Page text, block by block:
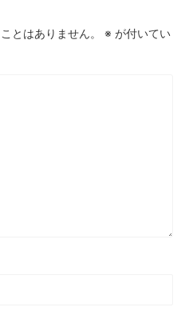
とはありません。 ※ が付いてい